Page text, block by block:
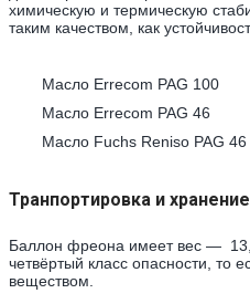
химическую и термическую
таким качеством, как
Масло Errecom PAG 100
Масло Errecom PAG 46
Масло Fuchs Reniso PAG 46
Транпортировка и хранение
Баллон фреона имеет вес —
четвёртый класс опасности, то
веществом.